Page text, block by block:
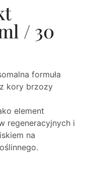
/ 30
formuła
kory brzozy
element
regeneracyjnych i
na